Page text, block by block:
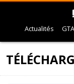
Actualités GTA